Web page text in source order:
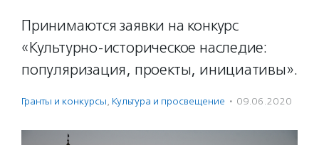
Принимаются заявки на конкурс
«Культурно-историческое наследие:
популяризация, проекты, инициативы».
Гранты и конкурсы, Культура и просвещение · 09.06.2020